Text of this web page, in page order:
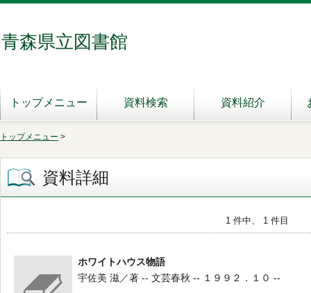
青森県立図書館
トップメニュー 資料検索 資料紹介
トップメニュー >
資料詳細
1 件中、 1 件目
ホワイトハウス物語
宇佐美 滋／著 -- 文芸春秋 -- １９９２．１０ --